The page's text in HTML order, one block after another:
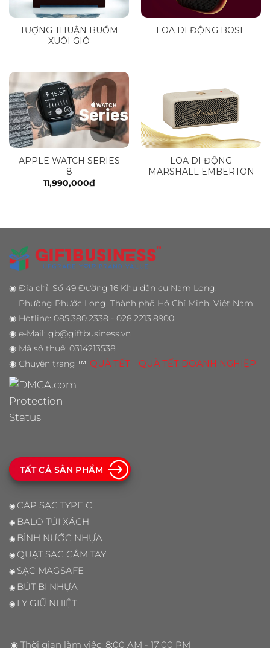
TƯỢNG THUẬN BUỒM
XUÔI GIÓ
LOA DI ĐỘNG BOSE
APPLE WATCH SERIES
8
11,990,000₫
LOA DI ĐỘNG
MARSHALL EMBERTON
◉ Địa chỉ: Số 49 Đường 16 Khu dân cư Nam Long,
Phường Phước Long, Thành phố Hồ Chí Minh, Việt Nam
◉ Hotline: 085.380.2338 - 028.2213.8900
◉ e-Mail: gb@giftbusiness.vn
◉ Mã số thuế: 0314213538
◉ Chuyên trang ™ QUÀ TẾT - QUÀ TẾT DOANH NGHIỆP
TẤT CẢ SẢN PHẨM
◉ CÁP SẠC TYPE C
◉ BALO TÚI XÁCH
◉ BÌNH NƯỚC NHỰA
◉ QUẠT SẠC CẦM TAY
◉ SẠC MAGSAFE
◉ BÚT BI NHỰA
◉ LY GIỮ NHIỆT
◉ Thời gian làm việc: 8:00 AM - 17:00 PM